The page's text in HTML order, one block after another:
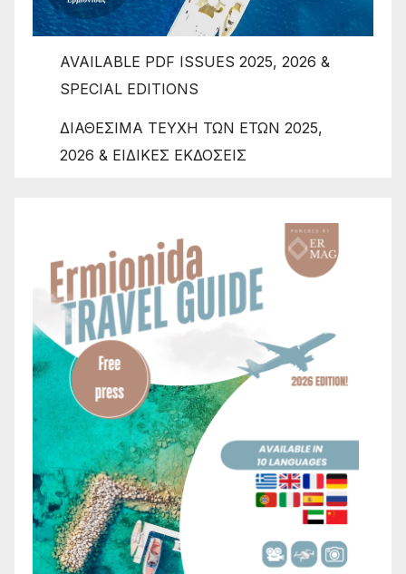
AVAILABLE PDF ISSUES 2025, 2026 &
SPECIAL EDITIONS
ΔΙΑΘΕΣΙΜΑ ΤΕΥΧΗ ΤΩΝ ΕΤΩΝ 2025,
2026 & ΕΙΔΙΚΕΣ ΕΚΔΟΣΕΙΣ